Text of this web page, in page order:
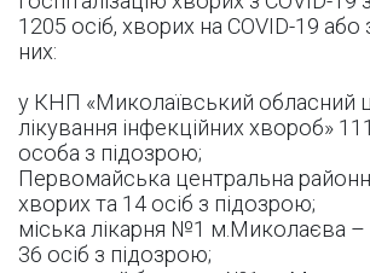
1205 осіб, хворих на COVID-19 або
них:
у КНП «Миколаївський обласний
лікування інфекційних хвороб»
особа з підозрою;
Первомайська центральна
хворих та 14 осіб з підозрою;
міська лікарня №1 м.Миколаєва –
36 осіб з підозрою;